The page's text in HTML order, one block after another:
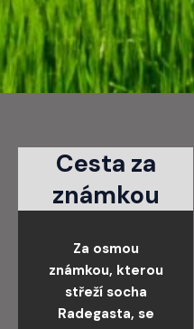
Cesta za
známkou
Za osmou
známkou, kterou
střeží socha
Radegasta, se